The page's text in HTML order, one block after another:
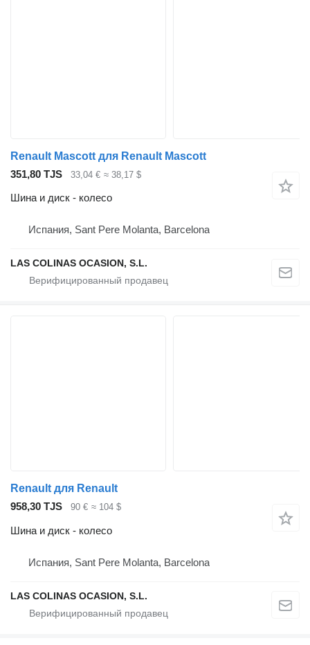
Renault Mascott для Renault Mascott
351,80 TJS
33,04 € ≈ 38,17 $
Шина и диск - колесо
Испания, Sant Pere Molanta, Barcelona
LAS COLINAS OCASION, S.L.
Renault для Renault
958,30 TJS
90 € ≈ 104 $
Шина и диск - колесо
Испания, Sant Pere Molanta, Barcelona
LAS COLINAS OCASION, S.L.